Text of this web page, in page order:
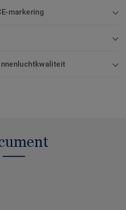
markering